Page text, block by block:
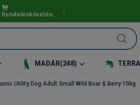
Rendeléskövetés
MADÁR(248)
Utility Dog Adult Small Wild Boar & Berry 10kg